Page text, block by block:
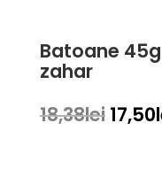
fost:
Batoane
zahar
18,38lei Prețul
17,50